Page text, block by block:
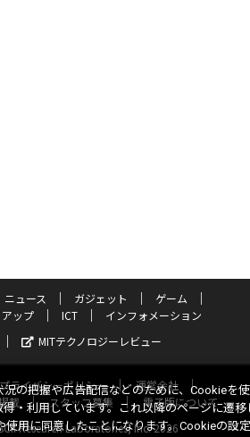
ニュース ガジェット
ゲーム
ップ ICT
インフォメーション
MITテクノロジーレビュー
ライバシーポリシー
運営会社
載 スタッフ募集
電子版について
Research Laboratories, Inc. 2026
況の把握や広告配信などのために、Cookieを
得・利用しています。これ以降のページに遷移
使用に同意したことになります。Cookieの設